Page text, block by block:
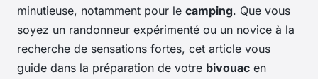
minutieuse, notamment pour le camping. Que vous
soyez un randonneur expérimenté ou un novice à la
recherche de sensations fortes, cet article vous
guide dans la préparation de votre bivouac en